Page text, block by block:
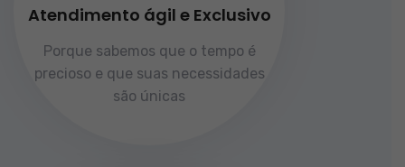
Atendimento ágil e Exclusivo
Porque sabemos que o tempo é
precioso e que suas necessidades
são únicas